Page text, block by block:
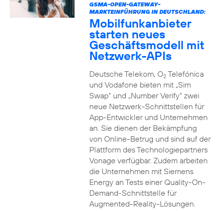
GSMA-OPEN-GATEWAY-
MARKTEINFÜHRUNG IN DEUTSCHLAND:
Mobilfunkanbieter
starten neues
Geschäftsmodell mit
Netzwerk-APIs
Deutsche Telekom, O2Telefónica
und Vodafone bieten mit „Sim
Swap“ und „Number Verify“ zwei
neue Netzwerk-Schnittstellen für
App-Entwickler und Unternehmen
an. Sie dienen der Bekämpfung
von Online-Betrug und sind auf der
Plattform des Technologiepartners
Vonage verfügbar. Zudem arbeiten
die Unternehmen mit Siemens
Energy an Tests einer Quality-On-
Demand-Schnittstelle für
Augmented-Reality-Lösungen.